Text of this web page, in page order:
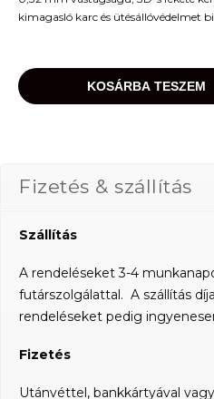
kimagasló karc és ütésállóvédelmet
KOSÁRBA TESZEM
Fizetés & szállítás
Szállítás
A rendeléseket 3-4
futárszolgálattal. A szállítás
rendeléseket pedig
Fizetés
Utánvéttel, bankkártyával